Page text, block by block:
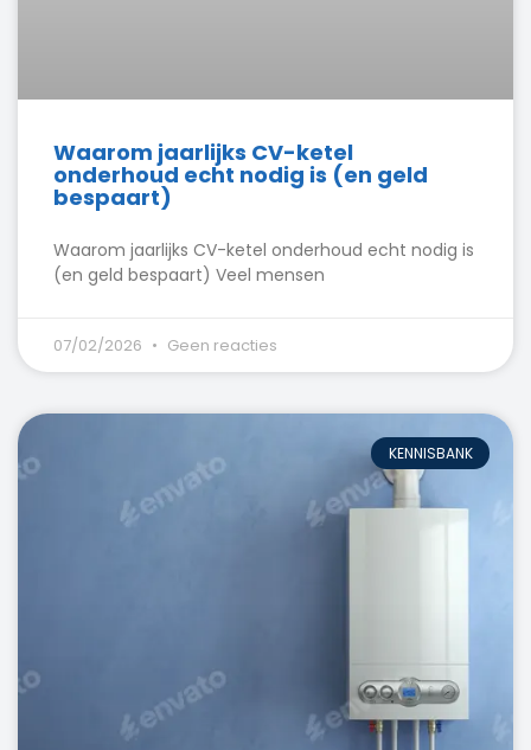
Waarom jaarlijks CV-ketel
onderhoud echt nodig is (en geld
bespaart)
Waarom jaarlijks CV-ketel onderhoud echt nodig is
(en geld bespaart) Veel mensen
07/02/2026 Geen reacties
KENNISBANK